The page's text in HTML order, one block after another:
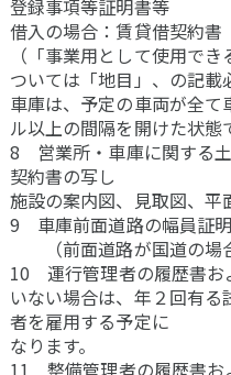
登録事項等証明書等
借入の場合：賃貸借契約
（「事業用として使用で
ついては「地目」、の記載
車庫は、予定の車両が全
ル以上の間隔を開けた状態
8 営業所・車庫に関する
契約書の写し
施設の案内図、見取図、平
9 車庫前面道路の幅員証
（前面道路が国道の
10 運行管理者の履歴書お
いない場合は、年２回有
者を雇用する予定に
なります。
11 整備管理者の履歴書お